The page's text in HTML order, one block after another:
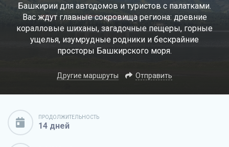
Башкирии для автодомов и туристов с палатками.
Вас ждут главные сокровища региона: древние
коралловые шиханы, загадочные пещеры, горные
ущелья, изумрудные родники и бескрайние
просторы Башкирского моря.
Другие маршруты Отправить
ПРОДОЛЖИТЕЛЬНОСТЬ
14 дней